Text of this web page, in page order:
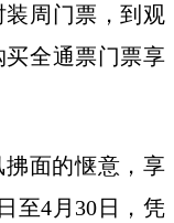
装周门票，到观
全通票门票享
面的惬意，享
至4月30日，凭